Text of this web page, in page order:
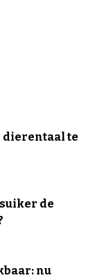
dierentaal te
de
nu